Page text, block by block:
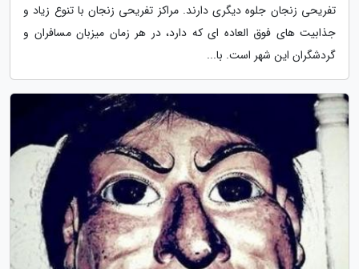
تفریحی زنجان جلوه دیگری دارند. مراکز تفریحی زنجان با تنوع زیاد و
جذابیت های فوق العاده ای که دارد، در هر زمان میزبان مسافران و
گردشگران این شهر است. با...